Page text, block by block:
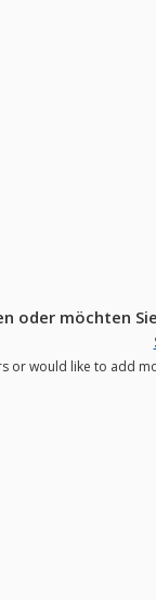
oder möchten
or would like to add